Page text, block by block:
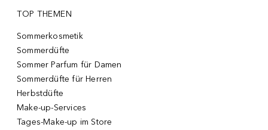
TOP THEMEN
Sommerkosmetik
Sommerdüfte
Sommer Parfum für Damen
Sommerdüfte für Herren
Herbstdüfte
Make-up-Services
Tages-Make-up im Store